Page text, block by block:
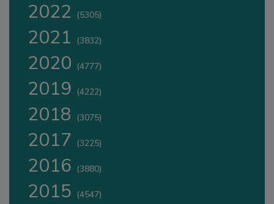
2022 (5305)
2021 (3832)
2020 (4777)
2019 (4222)
2018 (3075)
2017 (3225)
2016 (3880)
2015 (4547)